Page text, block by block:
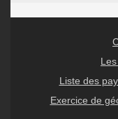
Liste des
Exercice de